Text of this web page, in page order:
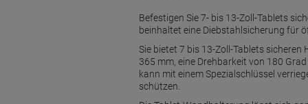
Befestigen Sie 7- bis 13-Zoll-Tablets
beinhaltet eine Diebstahlsicherung für
Sie bietet 7 bis 13-Zoll-Tablets
365 mm, eine Drehbarkeit von 180
kann mit einem Spezialschlüssel
schützen.